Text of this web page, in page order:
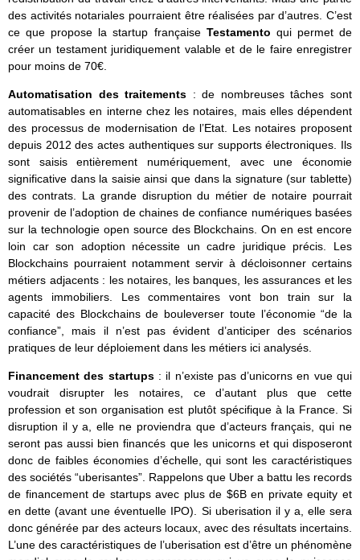
des activités notariales pourraient être réalisées par d’autres. C’est
ce que propose la startup française Testamento qui permet de
créer un testament juridiquement valable et de le faire enregistrer
pour moins de 70€.
Automatisation des traitements : de nombreuses tâches sont
automatisables en interne chez les notaires, mais elles dépendent
des processus de modernisation de l’Etat. Les notaires proposent
depuis 2012 des actes authentiques sur supports électroniques. Ils
sont saisis entièrement numériquement, avec une économie
significative dans la saisie ainsi que dans la signature (sur tablette)
des contrats. La grande disruption du métier de notaire pourrait
provenir de l’adoption de chaines de confiance numériques basées
sur la technologie open source des Blockchains. On en est encore
loin car son adoption nécessite un cadre juridique précis. Les
Blockchains pourraient notamment servir à décloisonner certains
métiers adjacents : les notaires, les banques, les assurances et les
agents immobiliers. Les commentaires vont bon train sur la
capacité des Blockchains de bouleverser toute l’économie “de la
confiance”, mais il n’est pas évident d’anticiper des scénarios
pratiques de leur déploiement dans les métiers ici analysés.
Financement des startups : il n’existe pas d’unicorns en vue qui
voudrait disrupter les notaires, ce d’autant plus que cette
profession et son organisation est plutôt spécifique à la France. Si
disruption il y a, elle ne proviendra que d’acteurs français, qui ne
seront pas aussi bien financés que les unicorns et qui disposeront
donc de faibles économies d’échelle, qui sont les caractéristiques
des sociétés “uberisantes”. Rappelons que Uber a battu les records
de financement de startups avec plus de $6B en private equity et
en dette (avant une éventuelle IPO). Si uberisation il y a, elle sera
donc générée par des acteurs locaux, avec des résultats incertains.
L’une des caractéristiques de l’uberisation est d’être un phénomène